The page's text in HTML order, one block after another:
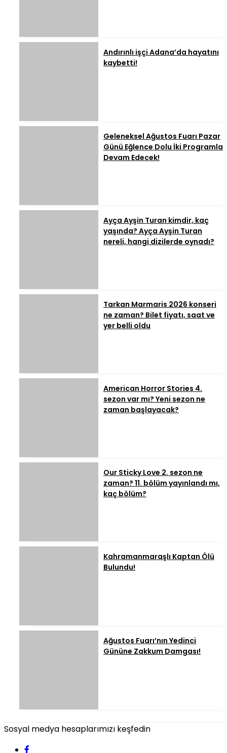
Andırınlı işçi Adana’da hayatını
kaybetti!
Geleneksel Ağustos Fuarı Pazar
Günü Eğlence Dolu İki Programla
Devam Edecek!
Ayça Ayşin Turan kimdir, kaç
yaşında? Ayça Ayşin Turan
nereli, hangi dizilerde oynadı?
Tarkan Marmaris 2026 konseri
ne zaman? Bilet fiyatı, saat ve
yer belli oldu
American Horror Stories 4.
sezon var mı? Yeni sezon ne
zaman başlayacak?
Our Sticky Love 2. sezon ne
zaman? 11. bölüm yayınlandı mı,
kaç bölüm?
Kahramanmaraşlı Kaptan Ölü
Bulundu!
Ağustos Fuarı’nın Yedinci
Gününe Zakkum Damgası!
Sosyal medya hesaplarımızı keşfedin